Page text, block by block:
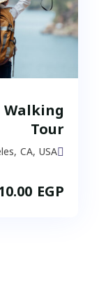
Tour
CA, USA
EGP